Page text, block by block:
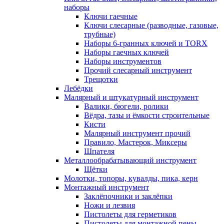
наборы
Ключи гаечные
Ключи слесарные (разводные, газовые,
трубные)
Наборы 6-гранных ключей и TORX
Наборы гаечных ключей
Наборы инструментов
Прочий слесарный инструмент
Трещотки
Лебёдки
Малярный и штукатурный инструмент
Валики, бюгели, ролики
Вёдра, тазы и ёмкости строительные
Кисти
Малярный инструмент прочий
Правило, Мастерок, Миксеры
Шпателя
Металлообрабатывающий инструмент
Щётки
Молотки, топоры, кувалды, пика, керн
Монтажный инструмент
Заклёпочники и заклёпки
Ножи и лезвия
Пистолеты для герметиков